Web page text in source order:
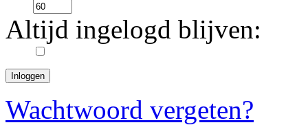
Altijd ingelogd blijven:
Wachtwoord vergeten?